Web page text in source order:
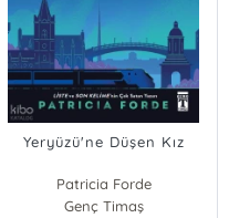
Yeryüzü'ne Düşen Kız
Patricia Forde
Genç Timaş